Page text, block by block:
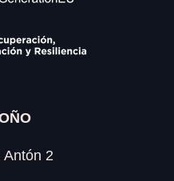
Antón 2